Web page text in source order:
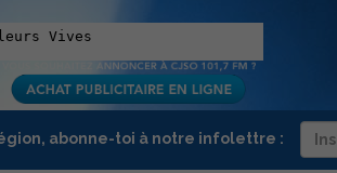
abonne-toi à notre infolettre :